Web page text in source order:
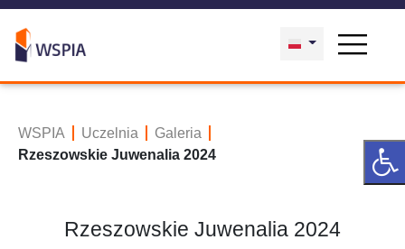
WSPIA Uczelnia
Galeria
Rzeszowskie Juwenalia 2024
Rzeszowskie Juwenalia 2024